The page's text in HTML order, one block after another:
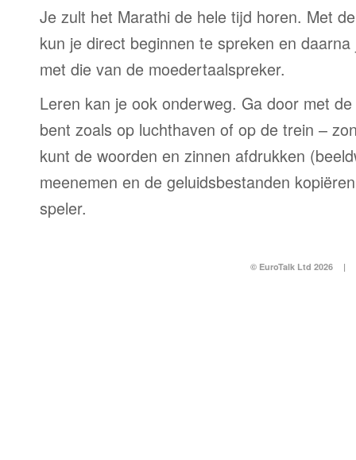
Je zult het Marathi de hele tijd horen. Met
kun je direct beginnen te spreken en
met die van de moedertaalspreker.
Leren kan je ook onderweg. Ga door met
bent zoals op luchthaven of op de trein –
kunt de woorden en zinnen afdrukken
meenemen en de geluidsbestanden
speler.
© EuroTalk Ltd 2026 |